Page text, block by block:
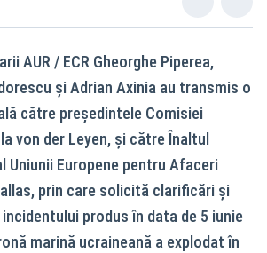
AUR / ECR Gheorghe Piperea,
și Adrian Axinia au transmis o
către președintele Comisiei
von der Leyen, și către Înaltul
Uniunii Europene pentru Afaceri
prin care solicită clarificări și
produs în data de 5 iunie
marină ucraineană a explodat în